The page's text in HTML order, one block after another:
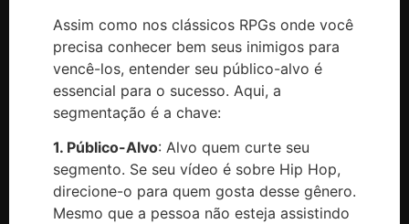
Assim como nos clássicos RPGs onde você
precisa conhecer bem seus inimigos para
vencê-los, entender seu público-alvo é
essencial para o sucesso. Aqui, a
segmentação é a chave:
1. Público-Alvo: Alvo quem curte seu
segmento. Se seu vídeo é sobre Hip Hop,
direcione-o para quem gosta desse gênero.
Mesmo que a pessoa não esteja assistindo